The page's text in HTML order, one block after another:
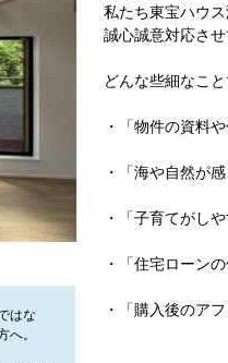
はな
。
私たち東宝ハウ
誠心誠意対応させ
どんな些細なこ
・「物件の資料
・「海や自然が
・「子育てがし
・「住宅ローン
・「購入後のア